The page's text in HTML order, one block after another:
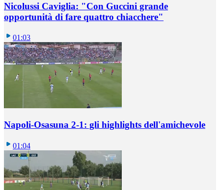
Nicolussi Caviglia: "Con Guccini grande
opportunità di fare quattro chiacchere"
01:03
Napoli-Osasuna 2-1: gli highlights dell'amichevole
01:04